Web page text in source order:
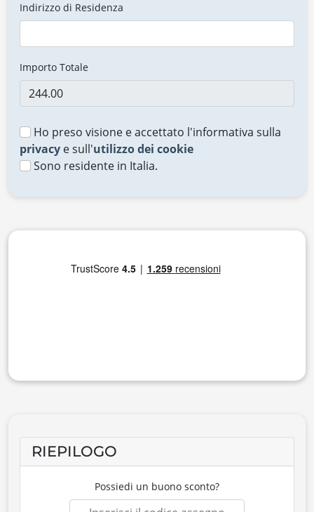
Indirizzo di Residenza
Importo Totale
Ho preso visione e accettato l'informativa sulla
privacy e sull'utilizzo dei cookie
Sono residente in Italia.
RIEPILOGO
Possiedi un buono sconto?